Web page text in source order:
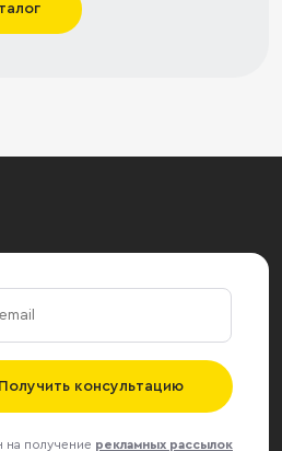
Получить консультацию
на получение рекламных рассылок